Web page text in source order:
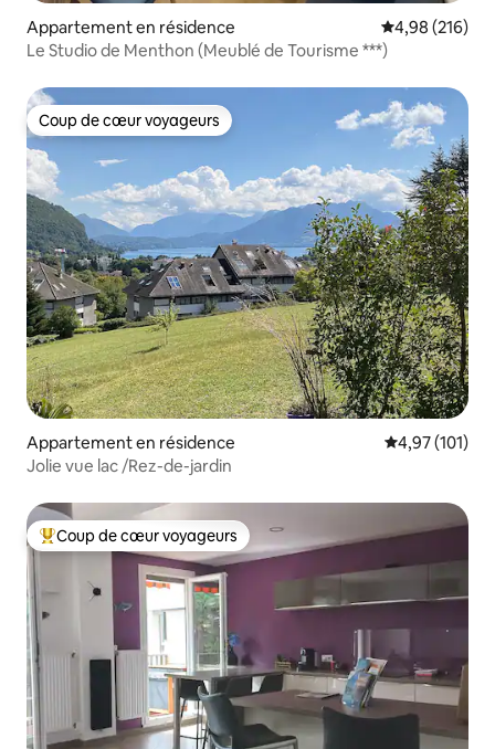
Appartement en résidence Évaluation
4,98 (216)
Le Studio de Menthon (Meublé de Tourisme ***)
Coup de cœur voyageurs
Coup de cœur voyageurs
Appartement en résidence Évaluation
4,97 (101)
Jolie vue lac /Rez-de-jardin
Coups de cœur voyageurs les plus appréciés
Coup de cœur voyageurs